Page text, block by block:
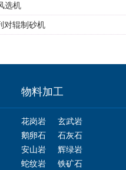
选机
对辊制砂机
物料加工
花岗岩
玄武岩
鹅卵石
石灰石
安山岩
辉绿岩
蛇纹岩
铁矿石